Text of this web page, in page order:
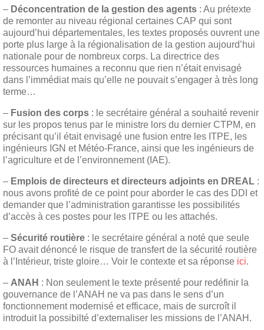
– Déconcentration de la gestion des agents : Au prétexte
de remonter au niveau régional certaines CAP qui sont
aujourd’hui départementales, les textes proposés ouvrent une
porte plus large à la régionalisation de la gestion aujourd’hui
nationale pour de nombreux corps. La directrice des
ressources humaines a reconnu que rien n’était envisagé
dans l’immédiat mais qu’elle ne pouvait s’engager à très long
terme…
– Fusion des corps : le secrétaire général a souhaité revenir
sur les propos tenus par le ministre lors du dernier CTPM, en
précisant qu’il était envisagé une fusion entre les ITPE, les
ingénieurs IGN et Météo-France, ainsi que les ingénieurs de
l’agriculture et de l’environnement (IAE).
– Emplois de directeurs et directeurs adjoints en DREAL :
nous avons profité de ce point pour aborder le cas des DDI et
demander que l’administration garantisse les possibilités
d’accès à ces postes pour les ITPE ou les attachés.
– Sécurité routière : le secrétaire général a noté que seule
FO avait dénoncé le risque de transfert de la sécurité routière
à l’Intérieur, triste gloire… Voir le contexte et sa réponse ici.
– ANAH : Non seulement le texte présenté pour redéfinir la
gouvernance de l’ANAH ne va pas dans le sens d’un
fonctionnement modernisé et efficace, mais de surcroît il
introduit la possibilté d’externaliser les missions de l’ANAH.